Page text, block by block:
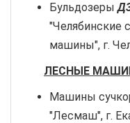
Бульдозеры
"Челябинские
машины", г.
ЛЕСНЫЕ
Машины
"Лесмаш", г.